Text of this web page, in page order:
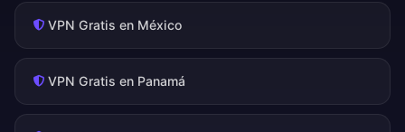
VPN Gratis en México
VPN Gratis en Panamá